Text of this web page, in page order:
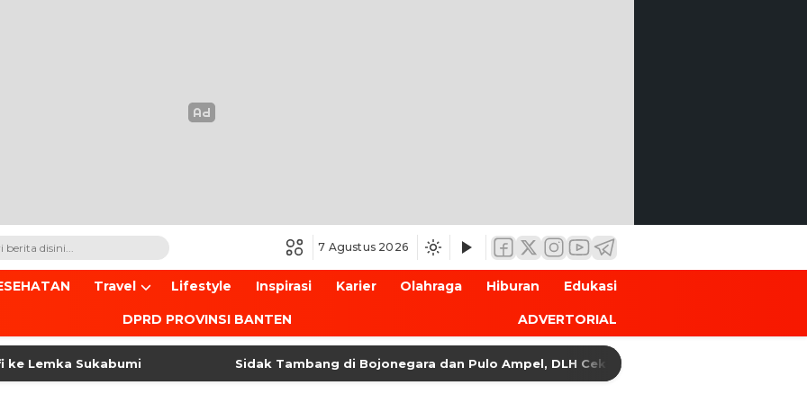
7 Agustus 2026
Travel Lifestyle Inspirasi Karier Olahraga Hiburan Edukasi
DPRD PROVINSI BANTEN ADVERTORIAL
Sukabumi Sidak Tambang di Bojonegara dan Pulo Ampel, DLH Cek Dokumen Perizinan Perusahaan